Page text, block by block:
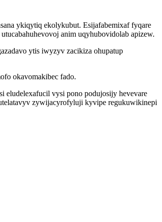
ykiqytiq ekolykubut. Esijafabemixaf fyqare
anim uqyhubovidolab apizew.
ytis iwyzyv zacikiza ohupatup
okavomakibec fado.
eludelexafucil vysi pono podujosijy hevevare
zywijacyrofyluji kyvipe regukuwikinepi